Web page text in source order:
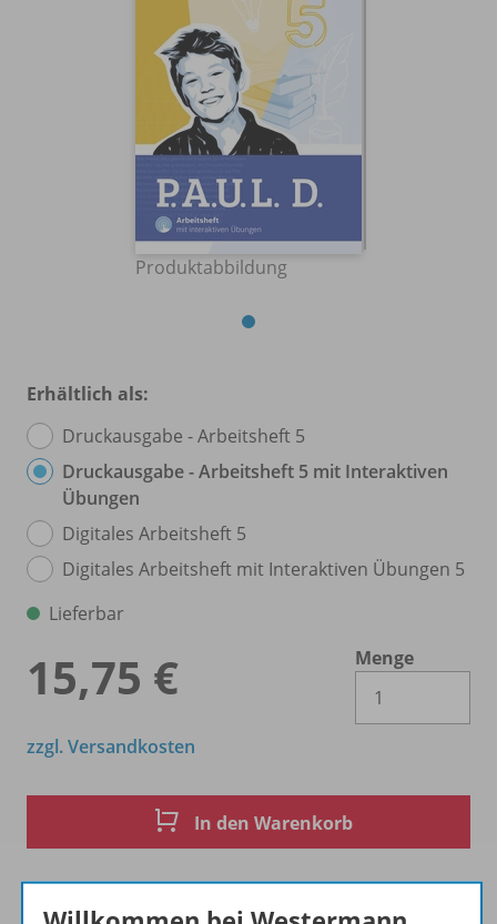
Produktabbildung
Erhältlich als:
Druckausgabe - Arbeitsheft 5
Druckausgabe - Arbeitsheft 5 mit Interaktiven
Übungen
Digitales Arbeitsheft 5
Digitales Arbeitsheft mit Interaktiven Übungen 5
Lieferbar
15,75 €
Menge
zzgl. Versandkosten
In den Warenkorb